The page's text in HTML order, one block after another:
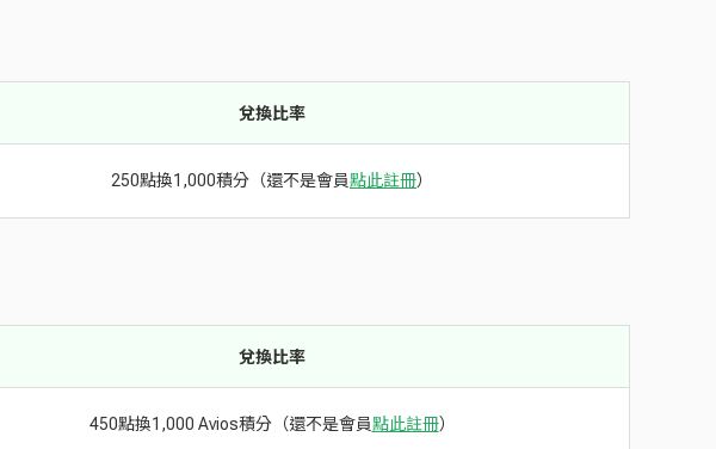
兌換比率
250點換1,000積分（還不是會員點此註冊）
兌換比率
450點換1,000 Avios積分（還不是會員點此註冊）